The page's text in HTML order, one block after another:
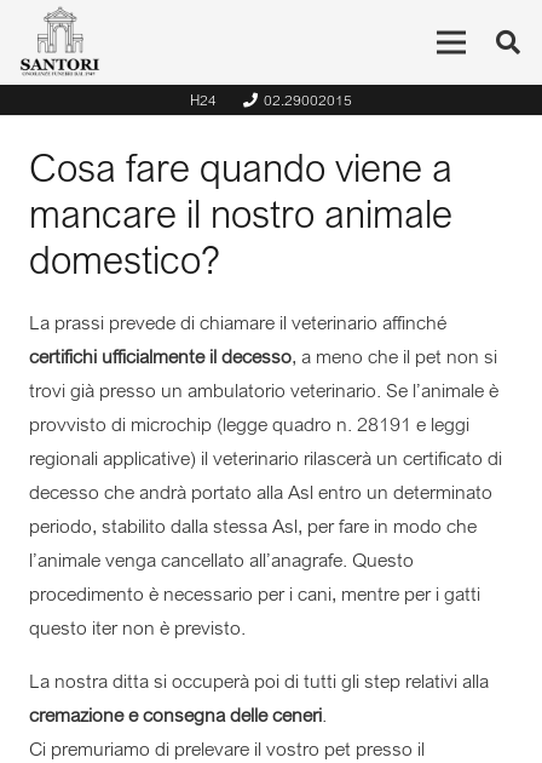
H24 02.29002015
Cosa fare quando viene a
mancare il nostro animale
domestico?
La prassi prevede di chiamare il veterinario affinché
certifichi ufficialmente il decesso, a meno che il pet non si
trovi già presso un ambulatorio veterinario. Se l’animale è
provvisto di microchip (legge quadro n. 28191 e leggi
regionali applicative) il veterinario rilascerà un certificato di
decesso che andrà portato alla Asl entro un determinato
periodo, stabilito dalla stessa Asl, per fare in modo che
l’animale venga cancellato all’anagrafe. Questo
procedimento è necessario per i cani, mentre per i gatti
questo iter non è previsto.
La nostra ditta si occuperà poi di tutti gli step relativi alla
cremazione e consegna delle ceneri.
Ci premuriamo di prelevare il vostro pet presso il